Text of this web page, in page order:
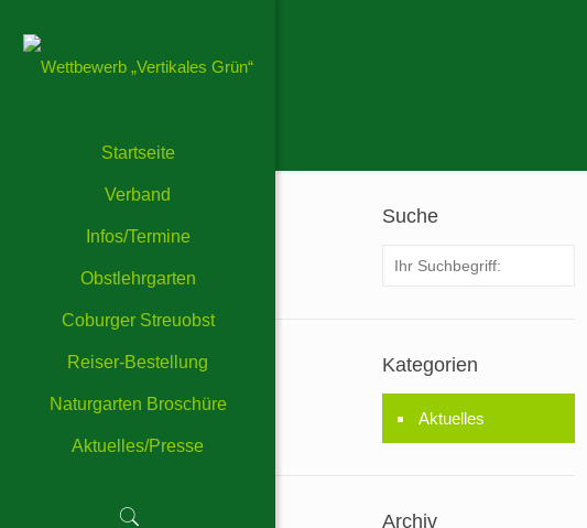
Startseite
Verband
Infos/Termine
Obstlehrgarten
Coburger Streuobst
Reiser-Bestellung
Naturgarten Broschüre
Aktuelles/Presse
Suche
Kategorien
Aktuelles
Archiv